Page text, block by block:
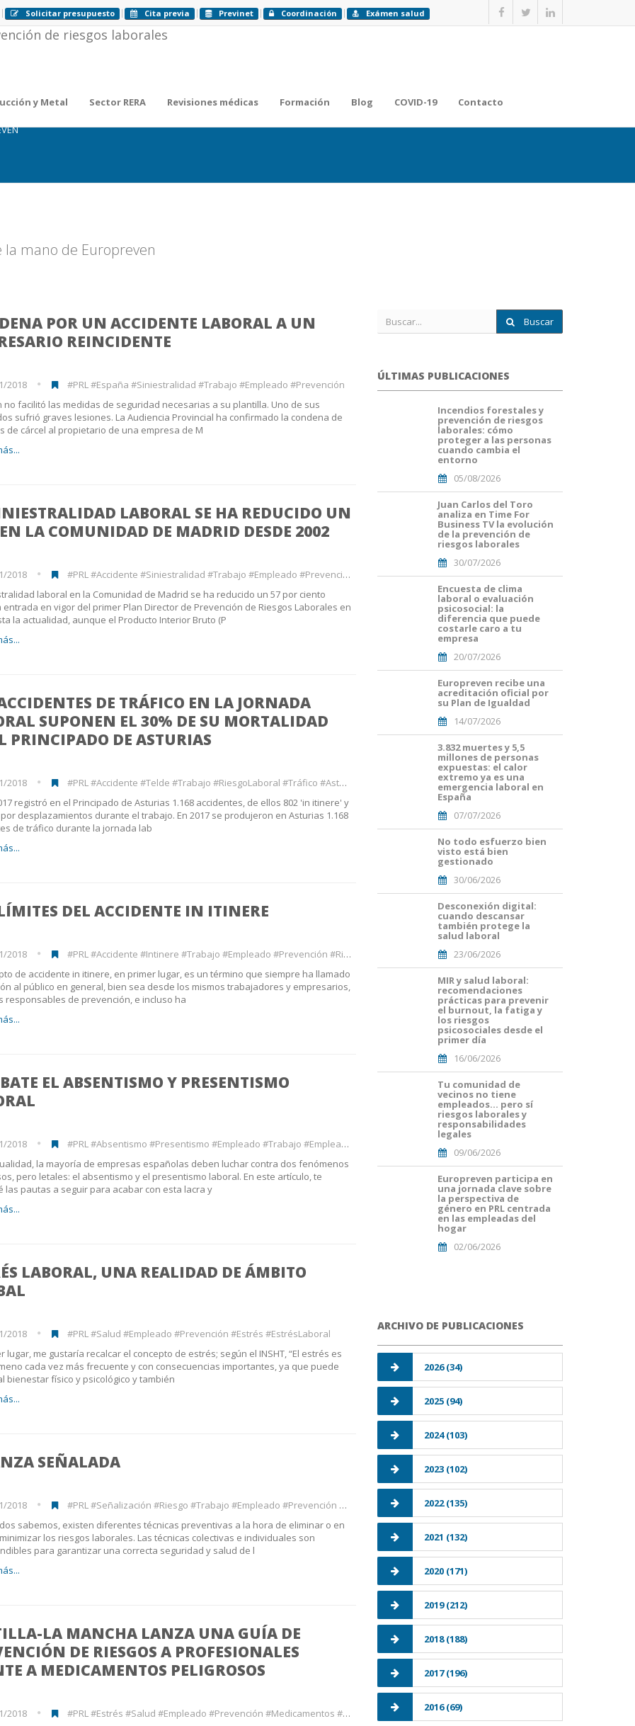
Solicitar presupuesto Cita previa Previnet Coordinación Exámen salud
y Metal Sector RERA Revisiones médicas Formación Blog COVID-19 Contacto
la mano de Europreven
POR UN ACCIDENTE LABORAL A UN
REINCIDENTE
2018
#PRL #España #Siniestralidad #Trabajo #Empleado #Prevención
no facilitó las medidas de seguridad necesarias a su plantilla. Uno de sus
sufrió graves lesiones. La Audiencia Provincial ha confirmado la condena de
de cárcel al propietario de una empresa de M
LABORAL SE HA REDUCIDO UN
LA COMUNIDAD DE MADRID DESDE 2002
2018
#PRL #Accidente #Siniestralidad #Trabajo #Empleado #Prevención #Madrid
laboral en la Comunidad de Madrid se ha reducido un 57 por ciento
entrada en vigor del primer Plan Director de Prevención de Riesgos Laborales en
la actualidad, aunque el Producto Interior Bruto (P
DE TRÁFICO EN LA JORNADA
SUPONEN EL 30% DE SU MORTALIDAD
PRINCIPADO DE ASTURIAS
2018
#PRL #Accidente #Telde #Trabajo #RiesgoLaboral #Tráfico #Asturias
registró en el Principado de Asturias 1.168 accidentes, de ellos 802 'in itinere' y
desplazamientos durante el trabajo. En 2017 se produjeron en Asturias 1.168
de tráfico durante la jornada lab
DEL ACCIDENTE IN ITINERE
2018
#PRL #Accidente #Intinere #Trabajo #Empleado #Prevención #Riesgo #Muerte
de accidente in itinere, en primer lugar, es un término que siempre ha llamado
al público en general, bien sea desde los mismos trabajadores y empresarios,
responsables de prevención, e incluso ha
EL ABSENTISMO Y PRESENTISMO
2018
#PRL #Absentismo #Presentismo #Empleado #Trabajo #Empleado #Empresa
la mayoría de empresas españolas deben luchar contra dos fenómenos
pero letales: el absentismo y el presentismo laboral. En este artículo, te
las pautas a seguir para acabar con esta lacra y
LABORAL, UNA REALIDAD DE ÁMBITO
2018
#PRL #Salud #Empleado #Prevención #Estrés #EstrésLaboral
lugar, me gustaría recalcar el concepto de estrés; según el INSHT, “El estrés es
cada vez más frecuente y con consecuencias importantes, ya que puede
bienestar físico y psicológico y también
SEÑALADA
2018
#PRL #Señalización #Riesgo #Trabajo #Empleado #Prevención #EPI
sabemos, existen diferentes técnicas preventivas a la hora de eliminar o en
los riesgos laborales. Las técnicas colectivas e individuales son
para garantizar una correcta seguridad y salud de l
LA MANCHA LANZA UNA GUÍA DE
DE RIESGOS A PROFESIONALES
A MEDICAMENTOS PELIGROSOS
2018
#PRL #Estrés #Salud #Empleado #Prevención #Medicamentos #Trabajo
Buscar
ÚLTIMAS PUBLICACIONES
Incendios forestales y
prevención de riesgos
laborales: cómo
proteger a las personas
cuando cambia el
entorno
05/08/2026
Juan Carlos del Toro
analiza en Time For
Business TV la evolución
de la prevención de
riesgos laborales
30/07/2026
Encuesta de clima
laboral o evaluación
psicosocial: la
diferencia que puede
costarle caro a tu
empresa
20/07/2026
(50).png
Europreven recibe una
acreditación oficial por
su Plan de Igualdad
14/07/2026
3.832 muertes y 5,5
millones de personas
expuestas: el calor
extremo ya es una
emergencia laboral en
España
07/07/2026
(33).png
No todo esfuerzo bien
visto está bien
gestionado
30/06/2026
Desconexión digital:
cuando descansar
también protege la
salud laboral
23/06/2026
MIR y salud laboral:
recomendaciones
prácticas para prevenir
el burnout, la fatiga y
los riesgos
psicosociales desde el
primer día
16/06/2026
Tu comunidad de
vecinos no tiene
empleados… pero sí
riesgos laborales y
responsabilidades
legales
09/06/2026
Europreven participa en
una jornada clave sobre
la perspectiva de
género en PRL centrada
en las empleadas del
hogar
02/06/2026
ARCHIVO DE PUBLICACIONES
2026 (34)
2025 (94)
2024 (103)
2023 (102)
2022 (135)
2021 (132)
2020 (171)
2019 (212)
2018 (188)
2017 (196)
2016 (69)